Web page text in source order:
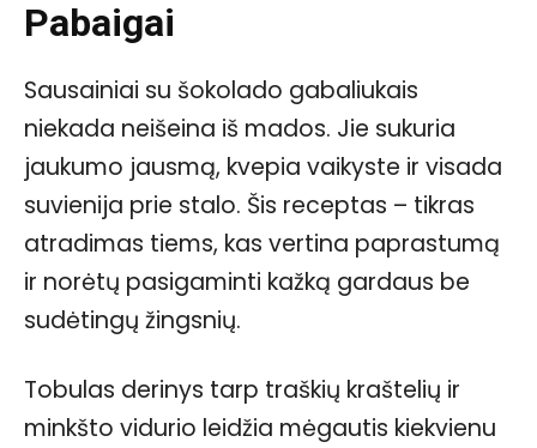
Pabaigai
Sausainiai su šokolado gabaliukais
niekada neišeina iš mados. Jie sukuria
jaukumo jausmą, kvepia vaikyste ir visada
suvienija prie stalo. Šis receptas – tikras
atradimas tiems, kas vertina paprastumą
ir norėtų pasigaminti kažką gardaus be
sudėtingų žingsnių.
Tobulas derinys tarp traškių kraštelių ir
minkšto vidurio leidžia mėgautis kiekvienu